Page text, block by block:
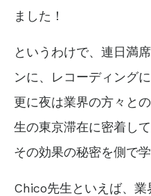
ました！
というわけで、連日満
ンに、レコーディング
更に夜は業界の方々と
生の東京滞在に密着し
その効果の秘密を側で
Chico先生といえば、